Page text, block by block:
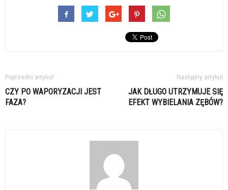
Poprzedni artykuł
CZY PO WAPORYZACJI JEST
FAZA?
Następny artykuł
JAK DŁUGO UTRZYMUJE SIĘ
EFEKT WYBIELANIA ZĘBÓW?